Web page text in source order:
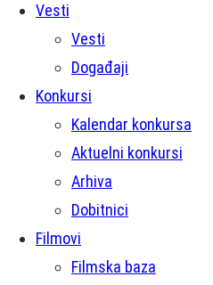
Vesti
Vesti
Događaji
Konkursi
Kalendar konkursa
Aktuelni konkursi
Arhiva
Dobitnici
Filmovi
Filmska baza